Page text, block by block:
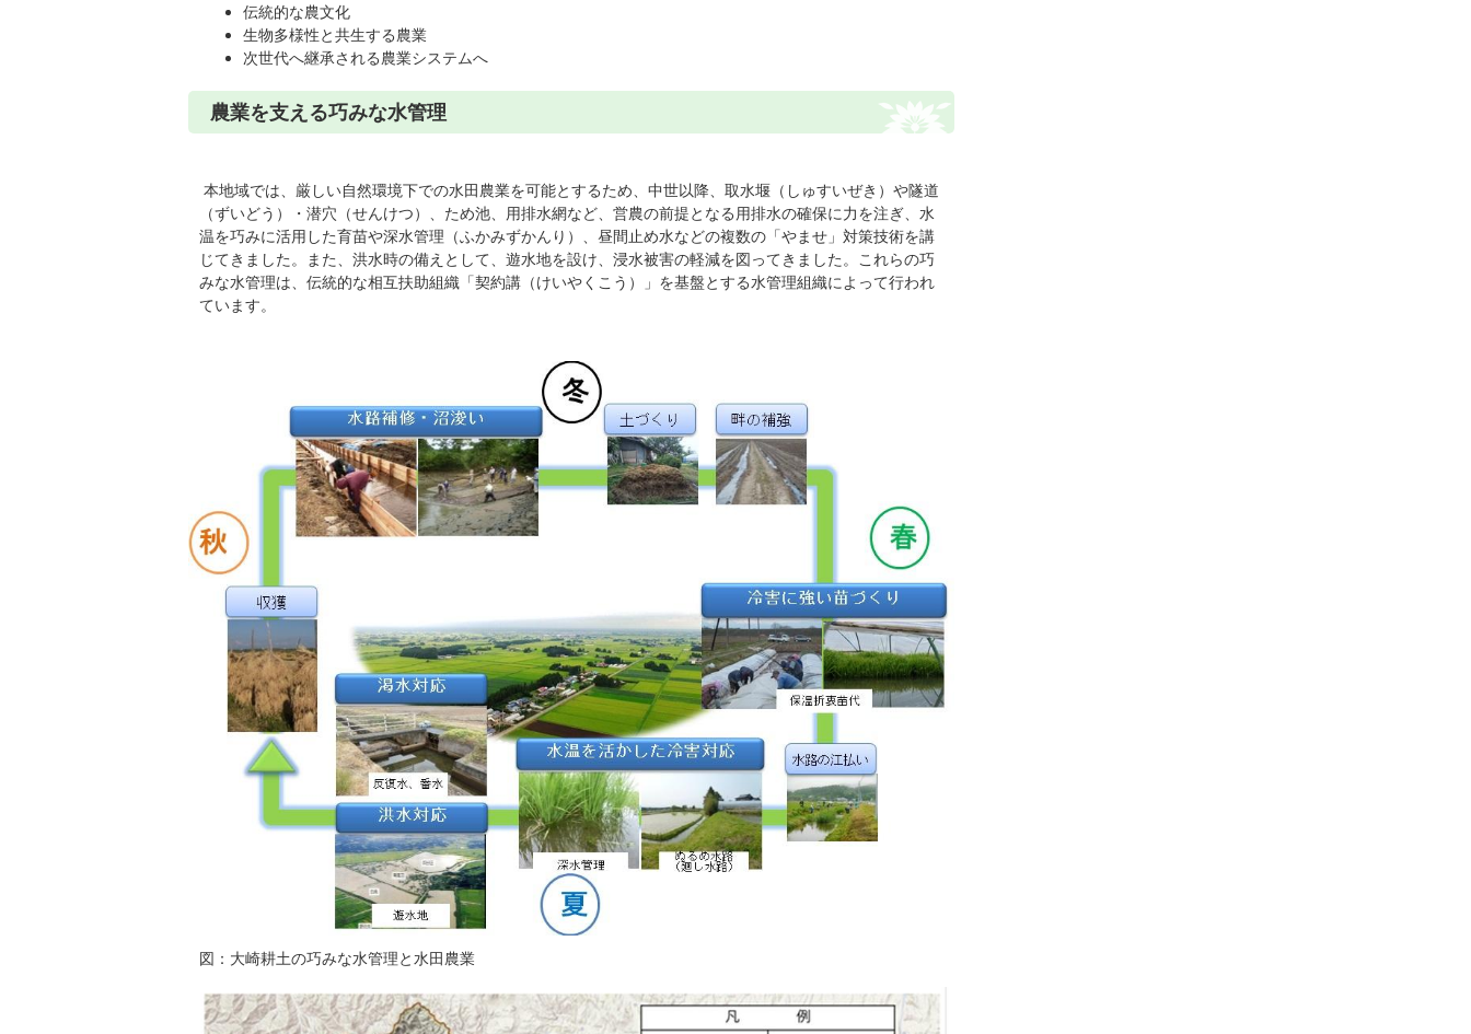
伝統的な農文化
生物多様性と共生する農業
次世代へ継承される農業システムへ
農業を支える巧みな水管理
本地域では、厳しい自然環境下での水田農業を可能とするため、中世以降、取水堰（しゅすいぜき）や隧道
（ずいどう）・潜穴（せんけつ）、ため池、用排水網など、営農の前提となる用排水の確保に力を注ぎ、水
温を巧みに活用した育苗や深水管理（ふかみずかんり）、昼間止め水などの複数の「やませ」対策技術を講
じてきました。また、洪水時の備えとして、遊水地を設け、浸水被害の軽減を図ってきました。これらの巧
みな水管理は、伝統的な相互扶助組織「契約講（けいやくこう）」を基盤とする水管理組織によって行われ
ています。
図：大崎耕土の巧みな水管理と水田農業